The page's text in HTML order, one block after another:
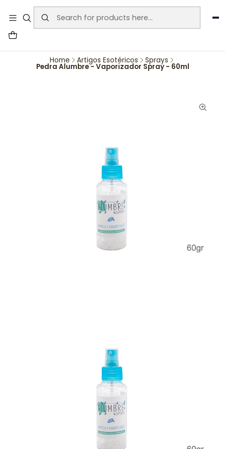
User-agent: * Allow: / Sitemap:
https://www.auraemporium.pt/sitemap.xml
Home Artigos Esotéricos Sprays
Pedra Alumbre - Vaporizador Spray - 60ml